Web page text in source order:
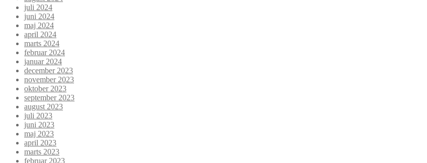
juli 2024
juni 2024
maj 2024
april 2024
marts 2024
februar 2024
januar 2024
december 2023
november 2023
oktober 2023
september 2023
august 2023
juli 2023
juni 2023
maj 2023
april 2023
marts 2023
februar 2023